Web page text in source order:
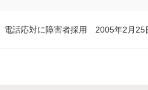
話応対に障害者採用 2005年2月25